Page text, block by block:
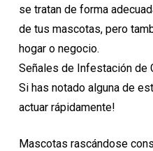
se tratan de forma
de tus mascotas, pero
hogar o negocio.
Señales de Infestación de
Si has notado alguna de
actuar rápidamente!
Mascotas rascándose